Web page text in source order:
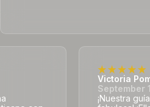
Victoria
September
¡Nuestra